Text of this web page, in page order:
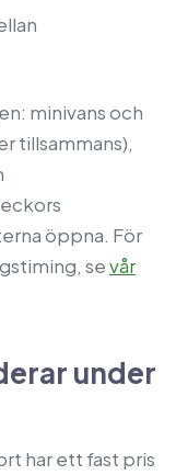
minivans och
tillsammans),
öppna. För
sevår
under
har ett fast pris